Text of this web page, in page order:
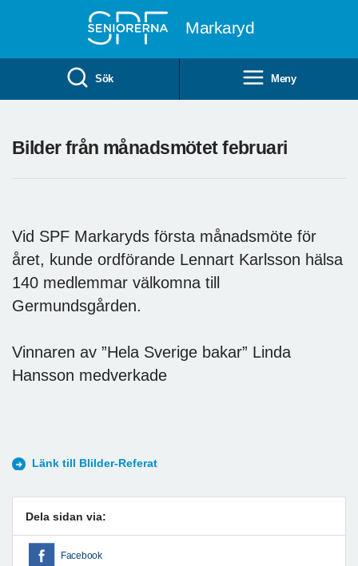
Markaryd
Sök Meny
Bilder från månadsmötet februari
Vid SPF Markaryds första månadsmöte för
året, kunde ordförande Lennart Karlsson hälsa
140 medlemmar välkomna till
Germundsgården.
Vinnaren av ”Hela Sverige bakar” Linda
Hansson medverkade
Länk till Blilder-Referat
Dela sidan via:
Facebook